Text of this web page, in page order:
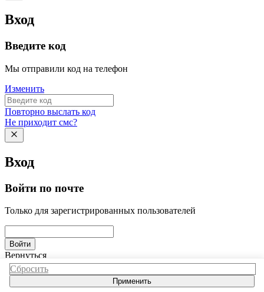
Сбросить
Применить
Вход
Введите код
Мы отправили код на телефон
Изменить
Повторно выслать код
Не приходит смс?
Вход
Войти по почте
Только для зарегистрированных пользователей
Войти
Вернуться